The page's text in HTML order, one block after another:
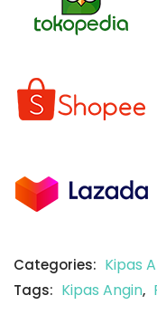
Categories: Kipas
Tags: Kipas Angin,